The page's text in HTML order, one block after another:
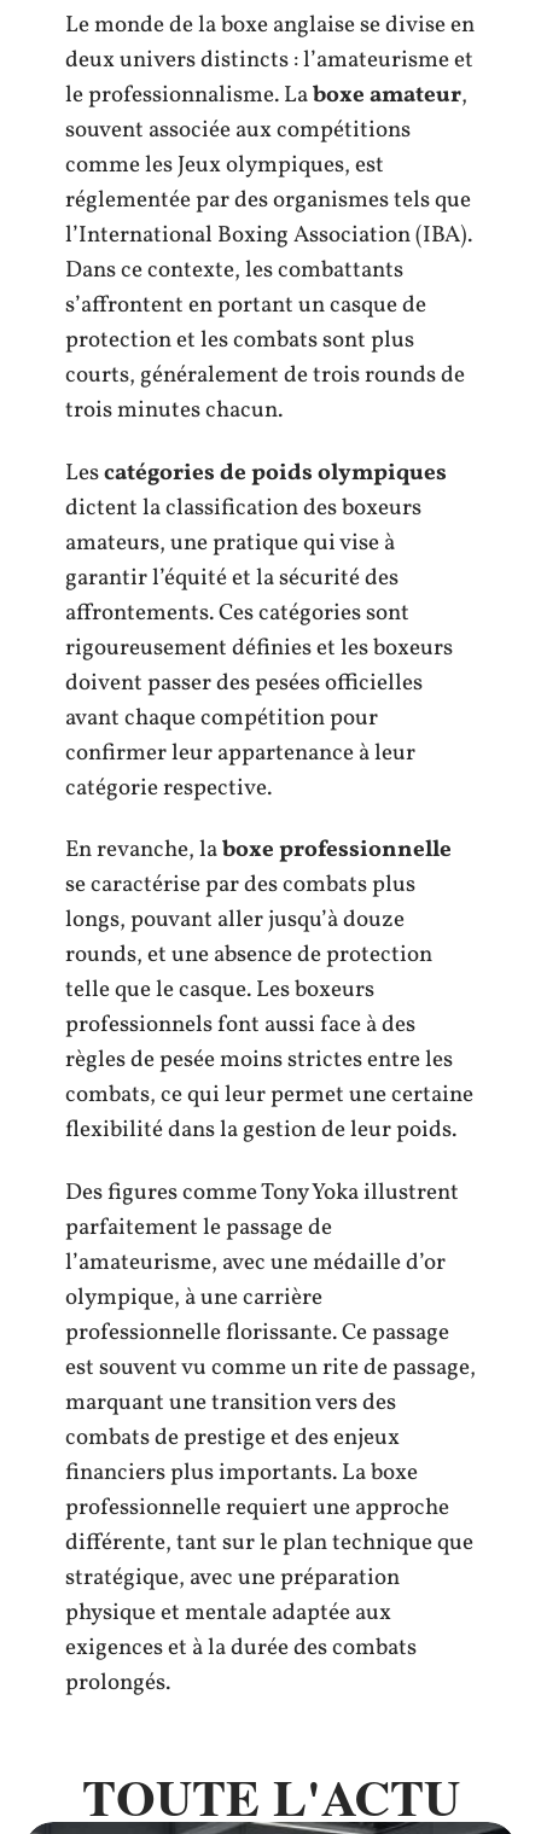
Le monde de la boxe anglaise se divise en
deux univers distincts : l’amateurisme et
le professionnalisme. Laboxe amateur,
souvent associée aux compétitions
comme les Jeux olympiques, est
réglementée par des organismes tels que
l’International Boxing Association (IBA).
Dans ce contexte, les combattants
s’affrontent en portant un casque de
protection et les combats sont plus
courts, généralement de trois rounds de
trois minutes chacun.
Lescatégories de poids olympiques
dictent la classification des boxeurs
amateurs, une pratique qui vise à
garantir l’équité et la sécurité des
affrontements. Ces catégories sont
rigoureusement définies et les boxeurs
doivent passer des pesées officielles
avant chaque compétition pour
confirmer leur appartenance à leur
catégorie respective.
En revanche, laboxe professionnelle
se caractérise par des combats plus
longs, pouvant aller jusqu’à douze
rounds, et une absence de protection
telle que le casque. Les boxeurs
professionnels font aussi face à des
règles de pesée moins strictes entre les
combats, ce qui leur permet une certaine
flexibilité dans la gestion de leur poids.
Des figures comme Tony Yoka illustrent
parfaitement le passage de
l’amateurisme, avec une médaille d’or
olympique, à une carrière
professionnelle florissante. Ce passage
est souvent vu comme un rite de passage,
marquant une transition vers des
combats de prestige et des enjeux
financiers plus importants. La boxe
professionnelle requiert une approche
différente, tant sur le plan technique que
stratégique, avec une préparation
physique et mentale adaptée aux
exigences et à la durée des combats
prolongés.
TOUTE L'ACTU